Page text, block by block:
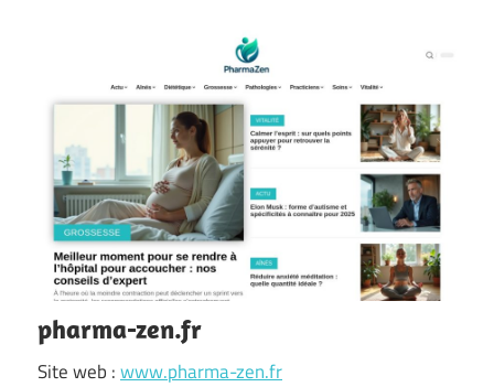
pharma-zen.fr
Site web :www.pharma-zen.fr